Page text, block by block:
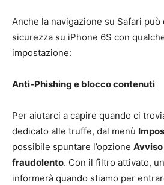
Anche la navigazione su Safari può
sicurezza su iPhone 6S con
impostazione:
Anti-Phishing e blocco contenuti
Per aiutarci a capire quando ci
dedicato alle truffe, dal menù
possibile spuntare l’opzione
fraudolento. Con il filtro attivato,
informerà quando stiamo per